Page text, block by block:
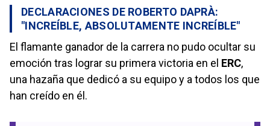
DECLARACIONES DE ROBERTO DAPRÀ:
"INCREÍBLE, ABSOLUTAMENTE INCREÍBLE"
El flamante ganador de la carrera no pudo ocultar su
emoción tras lograr su primera victoria en el ERC,
una hazaña que dedicó a su equipo y a todos los que
han creído en él.